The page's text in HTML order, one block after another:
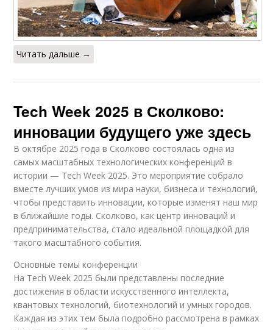
Читать дальше →
Tech Week 2025 в Сколково:
инновации будущего уже здесь
В октябре 2025 года в Сколково состоялась одна из
самых масштабных технологических конференций в
истории — Tech Week 2025. Это мероприятие собрало
вместе лучших умов из мира науки, бизнеса и технологий,
чтобы представить инновации, которые изменят наш мир
в ближайшие годы. Сколково, как центр инноваций и
предпринимательства, стало идеальной площадкой для
такого масштабного события.
Основные темы конференции
На Tech Week 2025 были представлены последние
достижения в области искусственного интеллекта,
квантовых технологий, биотехнологий и умных городов.
Каждая из этих тем была подробно рассмотрена в рамках